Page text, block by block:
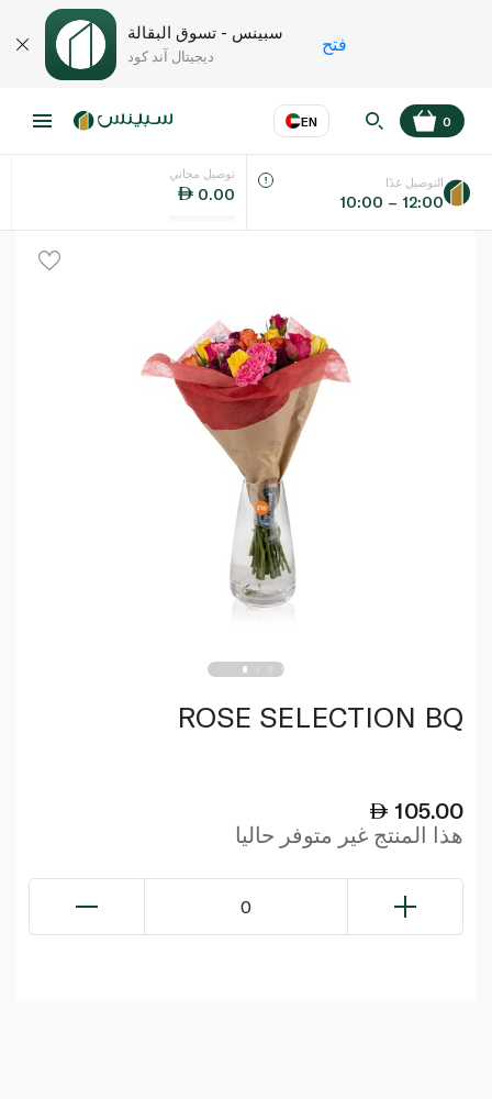
سبينس - تسوق البقالة
ديجيتال آند كود
فتح
EN
اللغة عر
0
توصيل مجاني
0.00
التوصيل غدًا
10:00 – 12:00
ROSE SELECTION BQ
105.00
هذا المنتج غير متوفر حاليا
0